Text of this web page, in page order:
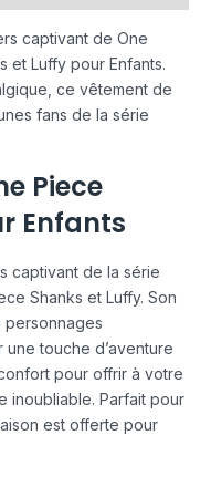
captivant de One
et Luffy pour Enfants.
ce vêtement de
fans de la série
Piece
Enfants
captivant de la série
Shanks et Luffy. Son
personnages
touche d’aventure
pour offrir à votre
inoubliable. Parfait pour
est offerte pour